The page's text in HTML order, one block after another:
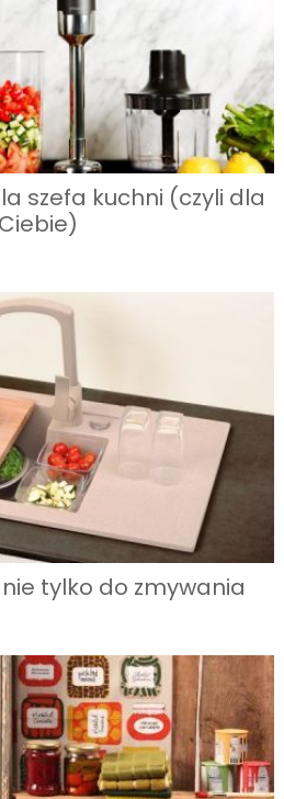
szefa kuchni (czyli dla
Ciebie)
tylko do zmywania